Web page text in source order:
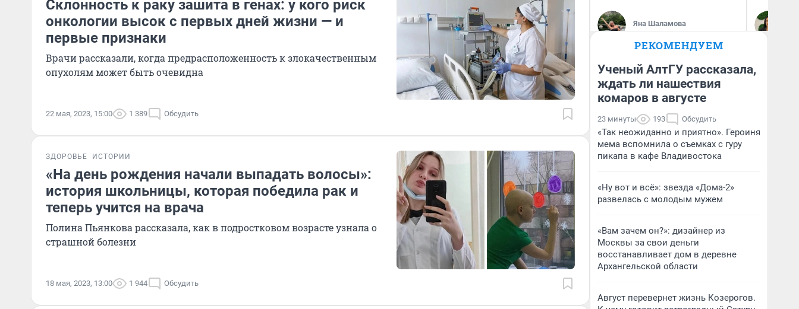
Склонность к раку зашита в генах: у кого риск
онкологии высок с первых дней жизни — и
первые признаки
Врачи рассказали, когда предрасположенность к злокачественным
опухолям может быть очевидна
22 мая, 2023, 15:00 1 389 Обсудить
ЗДОРОВЬЕ ИСТОРИИ
«На день рождения начали выпадать волосы»:
история школьницы, которая победила рак и
теперь учится на врача
Полина Пьянкова рассказала, как в подростковом возрасте узнала о
страшной болезни
18 мая, 2023, 13:00 1 944 Обсудить
Яна Шаламова
РЕКОМЕНДУЕМ
Ученый АлтГУ рассказала,
ждать ли нашествия
комаров в августе
23 минуты 193 Обсудить
«Так неожиданно и приятно». Героиня
мема вспомнила о съемках с гуру
пикапа в кафе Владивостока
«Ну вот и всё»: звезда «Дома-2»
развелась с молодым мужем
«Вам зачем он?»: дизайнер из
Москвы за свои деньги
восстанавливает дом в деревне
Архангельской области
Август перевернет жизнь Козерогов.